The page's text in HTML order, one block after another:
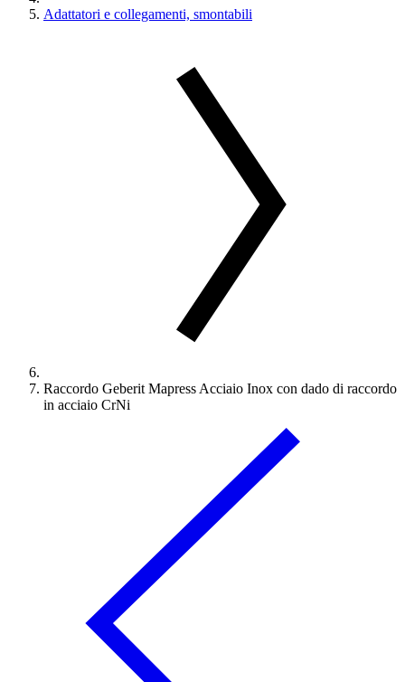
Adattatori e collegamenti, smontabili
Raccordo Geberit Mapress Acciaio Inox con dado di raccordo
in acciaio CrNi